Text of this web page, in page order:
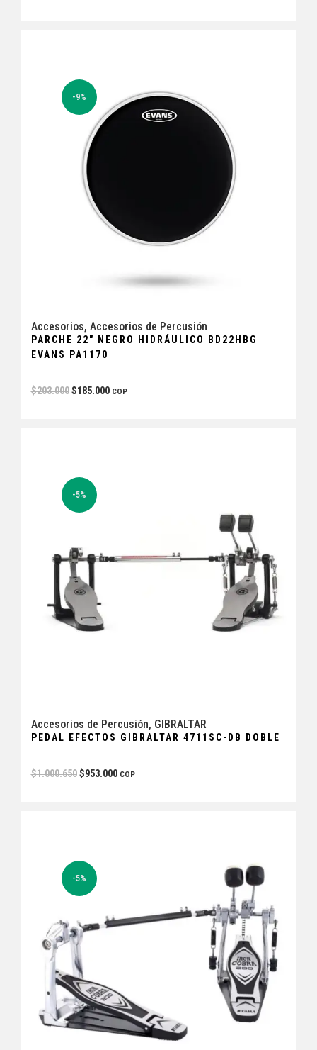
-9%
Accesorios, Accesorios de Percusión
PARCHE 22″ NEGRO HIDRÁULICO BD22HBG
EVANS PA1170
$203.000 $185.000 COP
-5%
Accesorios de Percusión, GIBRALTAR
PEDAL EFECTOS GIBRALTAR 4711SC-DB DOBLE
$1.000.650 $953.000 COP
-5%